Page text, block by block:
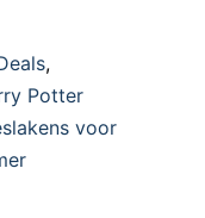
,
Potter
voor